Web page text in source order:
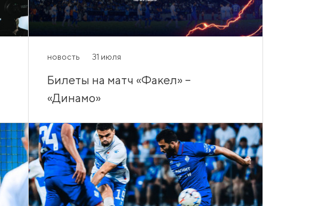
новость 31 июля
Билеты на матч «Факел» –
«Динамо»